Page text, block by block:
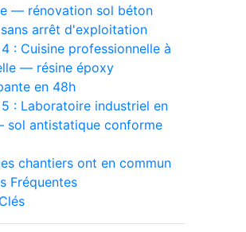
— rénovation sol béton
arrêt d'exploitation
: Cuisine professionnelle à
— résine époxy
en 48h
: Laboratoire industriel en
sol antistatique conforme
chantiers ont en commun
Fréquentes